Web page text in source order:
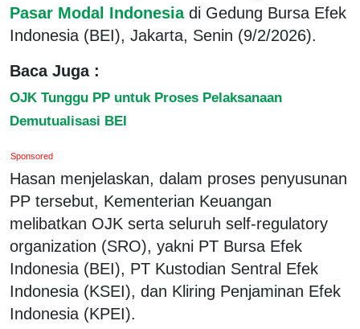
Pasar Modal Indonesia di Gedung Bursa Efek
Indonesia (BEI), Jakarta, Senin (9/2/2026).
Baca Juga :
OJK Tunggu PP untuk Proses Pelaksanaan
Demutualisasi BEI
Sponsored
Hasan menjelaskan, dalam proses penyusunan
PP tersebut, Kementerian Keuangan
melibatkan OJK serta seluruh self-regulatory
organization (SRO), yakni PT Bursa Efek
Indonesia (BEI), PT Kustodian Sentral Efek
Indonesia (KSEI), dan Kliring Penjaminan Efek
Indonesia (KPEI).